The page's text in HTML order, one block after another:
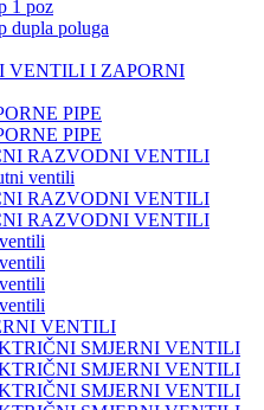
1 poz
dupla poluga
VENTILI I ZAPORNI
PIPE
PIPE
RAZVODNI VENTILI
ventili
RAZVODNI VENTILI
RAZVODNI VENTILI
VENTILI
SMJERNI VENTILI
SMJERNI VENTILI
SMJERNI VENTILI